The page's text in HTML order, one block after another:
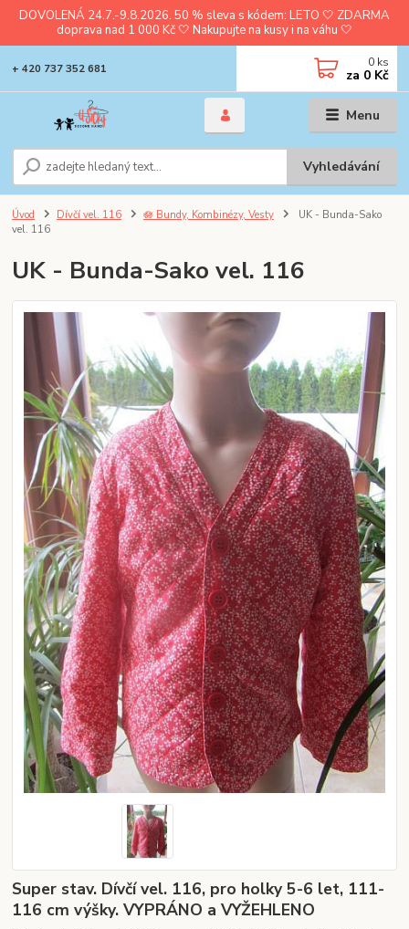
DOVOLENÁ 24.7.-9.8.2026. 50 % sleva s kódem: LETO 🤍 ZDARMA
doprava nad 1 000 Kč 🤍 Nakupujte na kusy i na váhu 🤍
Menu
Vyhledávání
+ 420 737 352 681 0 ks
za 0 Kč
Úvod Dívčí vel. 116 🪷 Bundy, Kombinézy, Vesty
UK - Bunda-Sako
vel. 116
UK - Bunda-Sako vel. 116
Super stav. Dívčí vel. 116, pro holky 5-6 let, 111-
116 cm výšky. VYPRÁNO a VYŽEHLENO